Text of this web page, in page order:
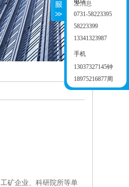
矿企业、科研院所等单
0731-58223395
58223399
13341323987
手机
13037327145钟
18975216877周